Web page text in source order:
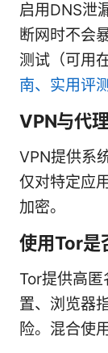
启用DNS泄
断网时不会
测试（可用
南、实用评
VPN与代
VPN提供系
仅对特定应
加密。
使用Tor是
Tor提供高
置、浏览器
险。混合使